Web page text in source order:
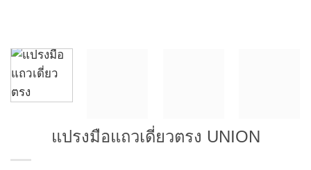
แปรงมือแถวเดี่ยวตรง UNION